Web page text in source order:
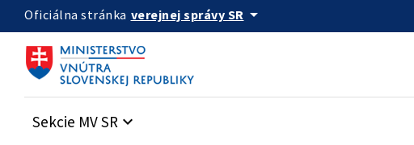
Preskocit na hlavný obsah
Oficiálna stránka verejnej správy SR arrow_drop_down
Sekcie MV SR keyboard_arrow_down